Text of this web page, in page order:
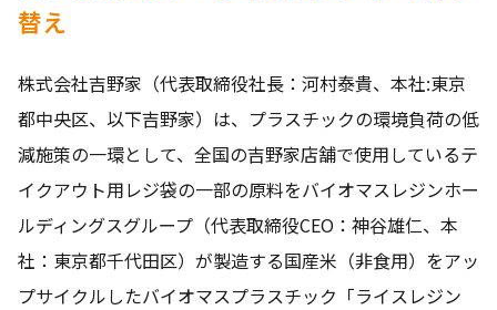
替え
株式会社吉野家（代表取締役社長：河村泰貴、本社:東京
都中央区、以下吉野家）は、プラスチックの環境負荷の低
減施策の一環として、全国の吉野家店舗で使用しているテ
イクアウト用レジ袋の一部の原料をバイオマスレジンホー
ルディングスグループ（代表取締役CEO：神谷雄仁、本
社：東京都千代田区）が製造する国産米（非食用）をアッ
プサイクルしたバイオマスプラスチック「ライスレジン